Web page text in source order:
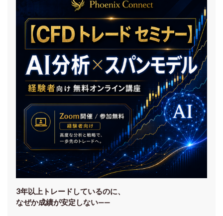
3年以上トレードしているのに、
なぜか成績が安定しない——